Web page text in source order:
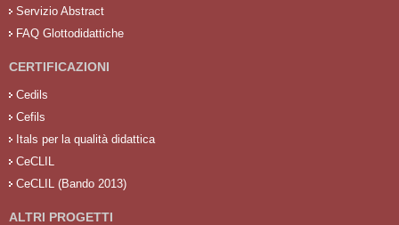
Servizio Abstract
FAQ Glottodidattiche
CERTIFICAZIONI
Cedils
Cefils
Itals per la qualità didattica
CeCLIL
CeCLIL (Bando 2013)
ALTRI PROGETTI